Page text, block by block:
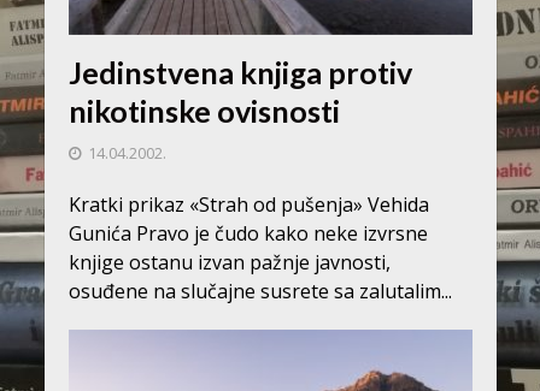
Jedinstvena knjiga protiv
nikotinske ovisnosti
14.04.2002.
Kratki prikaz «Strah od pušenja» Vehida
Gunića Pravo je čudo kako neke izvrsne
knjige ostanu izvan pažnje javnosti,
osuđene na slučajne susrete sa zalutalim...